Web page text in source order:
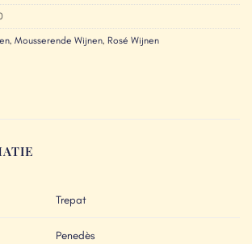
, Mousserende Wijnen, Rosé Wijnen
Trepat
Penedès